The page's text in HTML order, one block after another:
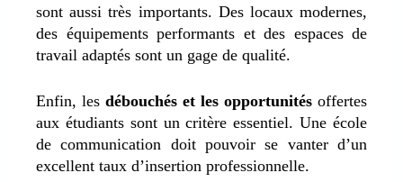
sont aussi très importants. Des locaux modernes,
des équipements performants et des espaces de
travail adaptés sont un gage de qualité.
Enfin, les débouchés et les opportunités offertes
aux étudiants sont un critère essentiel. Une école
de communication doit pouvoir se vanter d’un
excellent taux d’insertion professionnelle.